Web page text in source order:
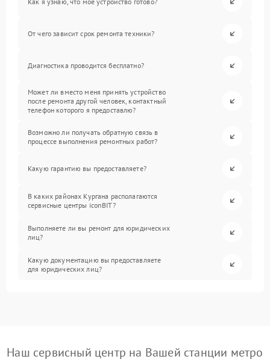
От чего зависит срок ремонта техники?
Диагностика проводится бесплатно?
Может ли вместо меня принять устройство
после ремонта другой человек, контактный
телефон которого я предоставлю?
Возможно ли получать обратную связь в
процессе выполнения ремонтных работ?
Какую гарантию вы предоставляете?
В каких районах Кургана располагаются
сервисные центры iconBIT?
Выполняете ли вы ремонт для юридических
лиц?
Какую документацию вы предоставляете
для юридических лиц?
Наш сервисный центр на Вашей станции метро